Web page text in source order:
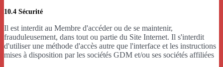
10.4 Sécurité
Il est interdit au Membre d'accéder ou de se maintenir,
frauduleusement, dans tout ou partie du Site Internet. Il s'interdit
d'utiliser une méthode d'accès autre que l'interface et les instructions
mises à disposition par les sociétés GDM et/ou ses sociétés affiliées